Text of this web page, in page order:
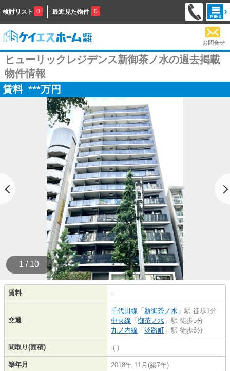
検討リスト 0 最近見た物件 0
お問合せ
ヒューリックレジデンス新御茶ノ水の過去掲載
物件情報
賃料 ***万円
1 / 10
賃料 -
交通
千代田線 「 新御茶ノ水 」駅 徒歩1分
中央線 「 御茶ノ水 」駅 徒歩5分
丸ノ内線 「 淡路町 」駅 徒歩6分
間取り(面積) -(-)
築年月 2018年 11月(築7年)